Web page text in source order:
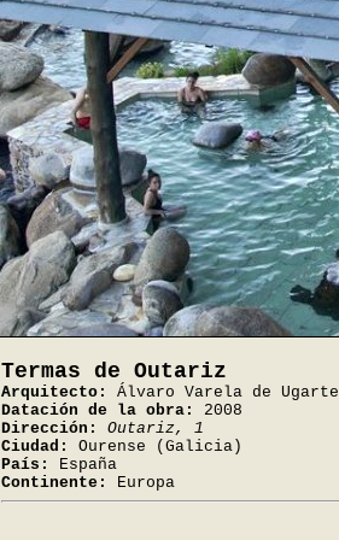
Termas de Outariz
Arquitecto:
Álvaro Varela de Ugarte
Datación de la obra:
2008
Dirección:
Outariz, 1
Ciudad:
Ourense (Galicia)
País:
España
Continente:
Europa